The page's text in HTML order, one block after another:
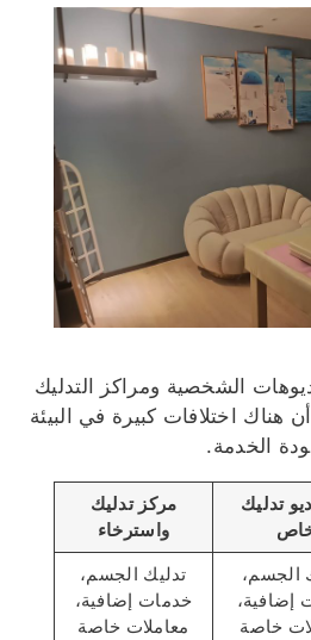
الشخصية ومراكز التدليك
هناك اختلافات كبيرة في البيئة
الخدمة.
تدليك
مركز تدليك
واسترخاء
الجسم،
إضافية،
خاصة
تدليك الجسم،
خدمات إضافية،
معاملات خاصة